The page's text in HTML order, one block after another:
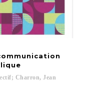
3e édition
Charron, Jean